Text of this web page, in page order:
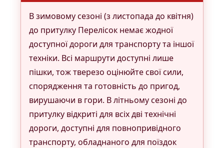
В зимовому сезоні (з листопада до квітня)
до притулку Перелісок немає жодної
доступної дороги для транспорту та іншої
техніки. Всі маршрути доступні лише
пішки, тож тверезо оцінюйте свої сили,
спорядження та готовність до пригод,
вирушаючи в гори. В літньому сезоні до
притулку відкриті для всіх дві технічні
дороги, доступні для повнопривідного
транспорту, обладнаного для поїздок